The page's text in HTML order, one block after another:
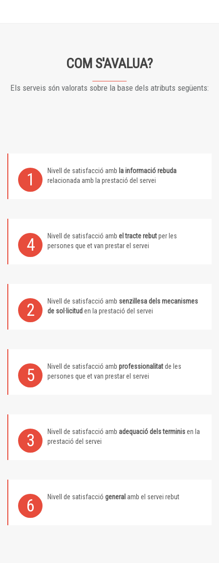
COM S'AVALUA?
Els serveis són valorats sobre la base dels atributs següents:
1 Nivell de satisfacció amb la informació rebuda
relacionada amb la prestació del servei
4 Nivell de satisfacció amb el tracte rebutper les
persones que et van prestar el servei
2 Nivell de satisfacció amb senzillesa dels mecanismes
de sol·licitud en la prestació del servei
5 Nivell de satisfacció amb professionalitatde les
persones que et van prestar el servei
3 Nivell de satisfacció amb adequació dels terminisen la
prestació del servei
6 Nivell de satisfacció general amb el servei rebut